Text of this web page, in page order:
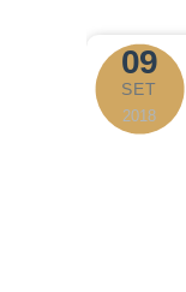
09
SET
2018